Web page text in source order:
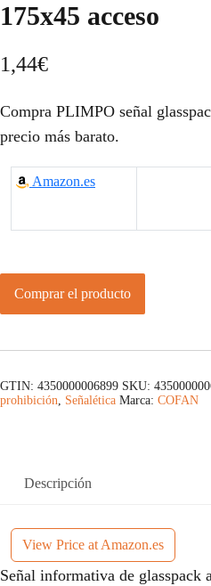
175x45 acceso
1,44€
Compra PLIMPO señal
precio más barato.
Amazon.es
Comprar el producto
GTIN: 4350000006899 SKU:
prohibición, Señalética Marca: COFAN
Descripción
View Price at Amazon.es
Señal informativa de glasspack